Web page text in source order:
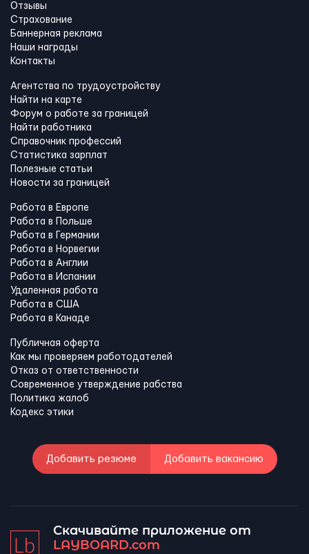
Отзывы
Страхование
Баннерная реклама
Наши награды
Контакты
Агентства по трудоустройству
Найти на карте
Форум о работе за границей
Найти работника
Справочник профессий
Статистика зарплат
Полезные статьи
Новости за границей
Работа в Европе
Работа в Польше
Работа в Германии
Работа в Норвегии
Работа в Англии
Работа в Испании
Удаленная работа
Работа в США
Работа в Канадe
Публичная оферта
Как мы проверяем работодателей
Отказ от ответственности
Современное утверждение рабства
Политика жалоб
Кодекс этики
Добавить резюме Добавить вакансию
Скачивайте приложение от
LAYBOARD.com